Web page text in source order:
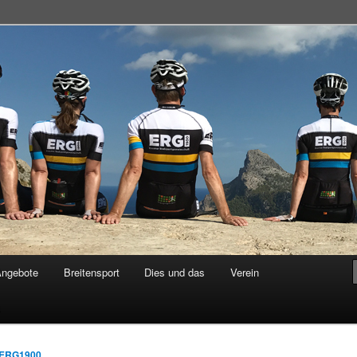
Breitensport Dies und das Verein